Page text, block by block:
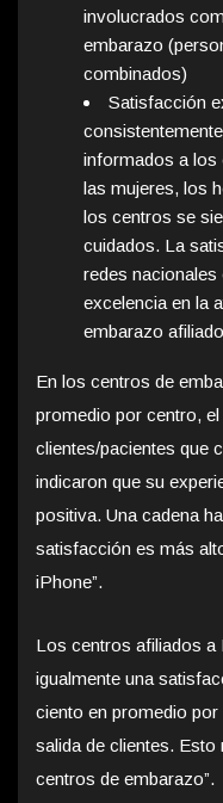
involucrados
embarazo
combinados)
Satisfacción
informados a los
las mujeres, los
los centros se
cuidados. La
redes nacionales
excelencia en la
embarazo
En los centros de
promedio por centro,
clientes/pacientes que
indicaron que su
positiva. Una cadena
satisfacción es más
iPhone”.
Los centros afiliados a
igualmente una
ciento en promedio
salida de clientes. Esto
centros de embarazo”.